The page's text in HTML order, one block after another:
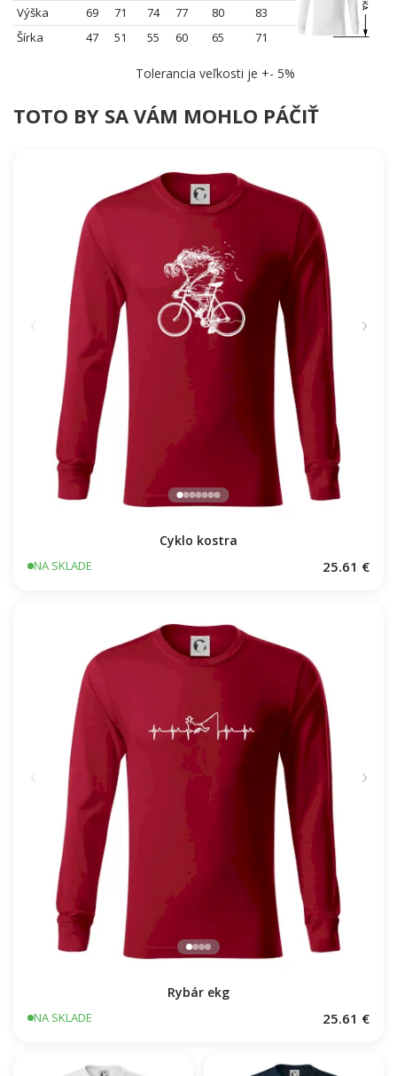
Výška 69 71 74 77 80
83
Šírka
47 51 55 60 65 71
Tolerancia veľkosti je +- 5%
TOTO BY SA VÁM MOHLO PÁČIŤ
Cyklo kostra
NA SKLADE 25.61 €
Rybár ekg
NA SKLADE 25.61 €